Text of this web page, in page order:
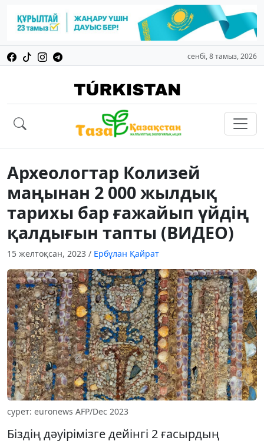
сенбі, 8 тамыз, 2026
Археологтар Колизей
маңынан 2 000 жылдық
тарихы бар ғажайып үйдің
қалдығын тапты (ВИДЕО)
15 желтоқсан, 2023 / Ербұлан Қайрат
сурет: euronews AFP/Dec 2023
Біздің дәуірімізге дейінгі 2 ғасырдың